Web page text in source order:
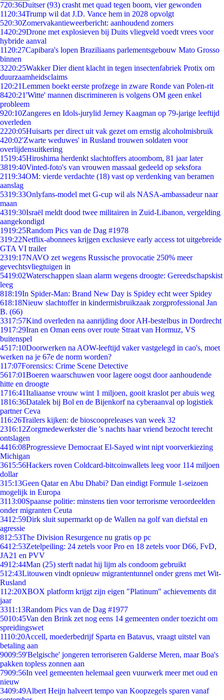
720:36Duitser (93) crasht met quad tegen boom, vier gewonden
11 20:34Trump wil dat J.D. Vance hem in 2028 opvolgt
520:30Zomervakantieweerbericht: aanhoudend zomers
1420:29Drone met explosieven bij Duits vliegveld voedt vrees voor
hybride aanval
11 20:27Capibara's lopen Braziliaans parlementsgebouw Mato Grosso
binnen
3220:25Wakker Dier dient klacht in tegen insectenfabriek Protix om
duurzaamheidsclaims
1 20:21Lemmen boekt eerste profzege in zware Ronde van Polen-rit
8420:21'Witte' mannen discrimineren is volgens OM geen enkel
probleem
920:10Zangeres en Idols-jurylid Jerney Kaagman op 79-jarige leeftijd
overleden
2220:05Huisarts per direct uit vak gezet om ernstig alcoholmisbruik
420:02'Zwarte weduwes' in Rusland trouwen soldaten voor
overlijdensuitkering
1519:45Hiroshima herdenkt slachtoffers atoombom, 81 jaar later
3819:40Vinted-foto's van vrouwen massaal gedeeld op seksfora
2119:34OM: vierde verdachte (18) vast op verdenking van beramen
aanslag
5319:33Onlyfans-model met G-cup wil als NASA-ambassadeur naar
maan
4319:30Israël meldt dood twee militairen in Zuid-Libanon, vergelding
aangekondigd
1919:25Random Pics van de Dag #1978
319:22Netflix-abonnees krijgen exclusieve early access tot uitgebreide
GTA VI trailer
2319:17NAVO zet wegens Russische provocatie 250% meer
gevechtsvliegtuigen in
5419:02Waterschappen slaan alarm wegens droogte: Gereedschapskist
leeg
818:19In Spider-Man: Brand New Day is Spidey echt weer Spidey
618:18Nieuw slachtoffer in kindermisbruikzaak zorgprofessional Jan
B. (66)
3317:57Kind overleden na aanrijding door AH-bestelbus in Dordrecht
1917:29Iran en Oman eens over route Straat van Hormuz, VS
buitenspel
4517:10Doorwerken na AOW-leeftijd vaker vastgelegd in cao's, moet
werken na je 67e de norm worden?
117:07Forensics: Crime Scene Detective
5617:01Boeren waarschuwen voor lagere oogst door aanhoudende
hitte en droogte
1716:41Italiaanse vrouw wint 1 miljoen, gooit kraslot per abuis weg
1816:36Datalek bij Bol en de Bijenkorf na cyberaanval op logistiek
partner Ceva
116:26Trailers kijken: de bioscoopreleases van week 32
2316:12Zorgmedewerkster die 's nachts haar vriend bezocht terecht
ontslagen
4416:08Progressieve Democraat El-Sayed wint nipt voorverkiezing
Michigan
3615:56Hackers roven Coldcard-bitcoinwallets leeg voor 114 miljoen
dollar
315:13Geen Qatar en Abu Dhabi? Dan eindigt Formule 1-seizoen
mogelijk in Europa
3113:00Spaanse politie: minstens tien voor terrorisme veroordeelden
onder migranten Ceuta
3412:59Dirk sluit supermarkt op de Wallen na golf van diefstal en
agressie
812:53The Division Resurgence nu gratis op pc
6412:53Zetelpeiling: 24 zetels voor Pro en 18 zetels voor D66, FvD,
JA21 en PVV
4912:44Man (25) sterft nadat hij lijm als condoom gebruikt
512:43Litouwen vindt opnieuw migrantentunnel onder grens met Wit-
Rusland
112:20XBOX platform krijgt zijn eigen "Platinum" achievements dit
jaar
3311:13Random Pics van de Dag #1977
5010:45Van den Brink zet nog eens 14 gemeenten onder toezicht om
spreidingswet
1110:20Accell, moederbedrijf Sparta en Batavus, vraagt uitstel van
betaling aan
9009:59'Belgische' jongeren terroriseren Galderse Meren, maar Boa's
pakken topless zonnen aan
7909:56In veel gemeenten helemaal geen vuurwerk meer met oud en
nieuw
3409:49Albert Heijn halveert tempo van Koopzegels sparen vanaf